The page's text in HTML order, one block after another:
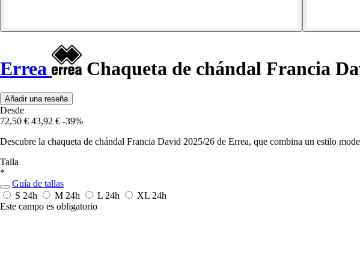
Errea Chaqueta de chándal Francia
Añadir una reseña
Desde
72,50 € 43,92 € -39%
Descubre la chaqueta de chándal Francia David 2025/26 de Errea, que combina un estilo
Talla
*
Guía de tallas
S 24h M 24h L 24h XL 24h
Este campo es obligatorio